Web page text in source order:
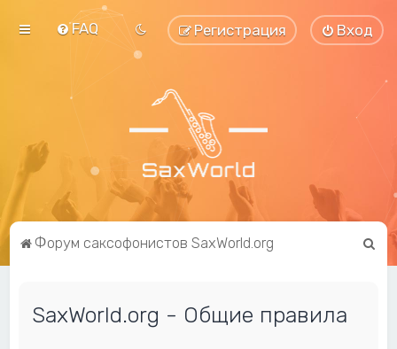
FAQ Вход
Регистрация
Форум саксофонистов SaxWorld.org
SaxWorld.org - Общие правила